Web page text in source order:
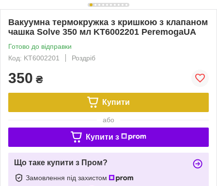
Вакуумна термокружка з кришкою з клапаном
чашка Solve 350 мл KT6002201 PeremogaUA
Готово до відправки
Код: KT6002201
Роздріб
350 ₴
Купити
або
Купити з
Що таке купити з Пром?
Замовлення під захистом